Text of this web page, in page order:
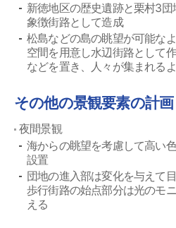
新徳地区の歴史遺跡と栗村3
象徴街路として造成
松島などの島の眺望が可能な
空間を用意し水辺街路として
などを置き、人々が集まれる
その他の景観要素の計画
夜間景観
海からの眺望を考慮して高い
設置
団地の進入部は変化を与えて
歩行街路の始点部分は光のモ
える